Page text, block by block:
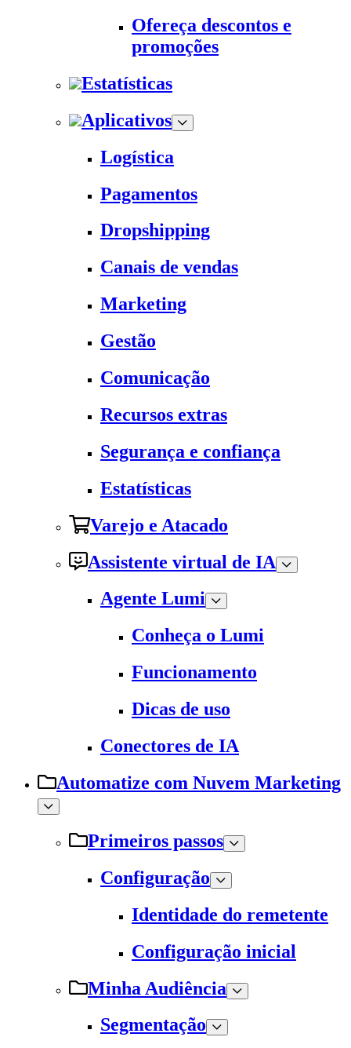
Ofereça descontos e
promoções
Estatísticas
Aplicativos
Logística
Pagamentos
Dropshipping
Canais de vendas
Marketing
Gestão
Comunicação
Recursos extras
Segurança e confiança
Estatísticas
Varejo e Atacado
Assistente virtual de IA
Agente Lumi
Conheça o Lumi
Funcionamento
Dicas de uso
Conectores de IA
Automatize com Nuvem Marketing
Primeiros passos
Configuração
Identidade do remetente
Configuração inicial
Minha Audiência
Segmentação